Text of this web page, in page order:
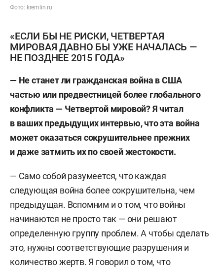
Фото: kremlin.ru
«ЕСЛИ БЫ НЕ РИСКИ, ЧЕТВЕРТАЯ
МИРОВАЯ ДАВНО БЫ УЖЕ НАЧАЛАСЬ —
НЕ ПОЗДНЕЕ 2015 ГОДА»
— Не станет ли гражданская война в США
частью или предвестницей более глобального
конфликта — Четвертой мировой? Я читал
в ваших предыдущих интервью, что эта война
может оказаться сокрушительнее прежних
и даже затмить их по своей жестокости.
— Само собой разумеется, что каждая
следующая война более сокрушительна, чем
предыдущая. Вспомним и о том, что войны
начинаются не просто так — они решают
определенную группу проблем. А чтобы сделать
это, нужны соответствующие разрушения и
количество жертв. Я говорил о том, что